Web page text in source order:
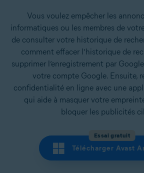
Vous voulez empêcher les
informatiques ou les membres de
de consulter votre historique de
comment effacer l’historique de
supprimer l’enregistrement par
votre compte Google. Ensuite,
confidentialité en ligne avec une
qui aide à masquer votre
bloquer les publicités
Essai gratuit
Télécharger Avast